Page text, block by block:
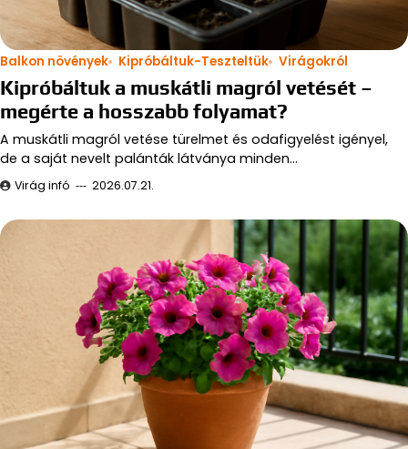
Balkon növények Kipróbáltuk-Teszteltük Virágokról
Kipróbáltuk a muskátli magról vetését –
megérte a hosszabb folyamat?
A muskátli magról vetése türelmet és odafigyelést igényel,
de a saját nevelt palánták látványa minden…
Virág infó 2026.07.21.